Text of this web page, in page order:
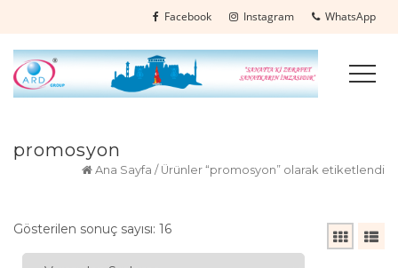
Facebook Instagram WhatsApp
promosyon
Ana Sayfa / Ürünler “promosyon” olarak etiketlendi
Gösterilen sonuç sayısı: 16